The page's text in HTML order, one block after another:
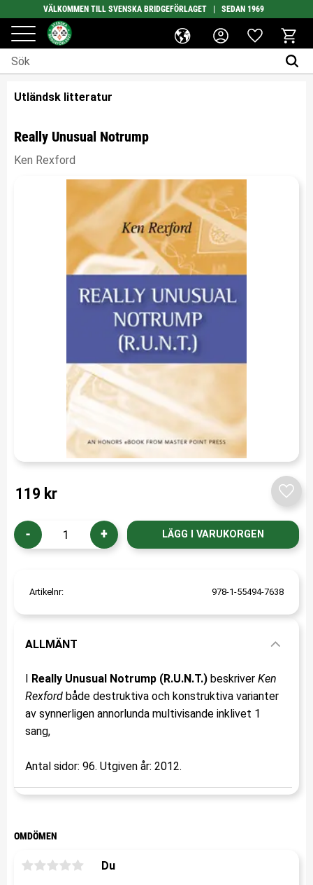
Meny
VÄLKOMMEN TILL SVENSKA BRIDGEFÖRLAGET | SEDAN 1969
Favoriter
Utländsk litteratur
Really Unusual Notrump
Ken Rexford
119 kr
+
-
Artikelnr 978-1-55494-7638
ALLMÄNT
I Really Unusual Notrump (R.U.N.T.) beskriver Ken
Rexford både destruktiva och konstruktiva varianter
av synnerligen annorlunda multivisande inklivet 1
sang,
Antal sidor: 96. Utgiven år: 2012.
OMDÖMEN
Du